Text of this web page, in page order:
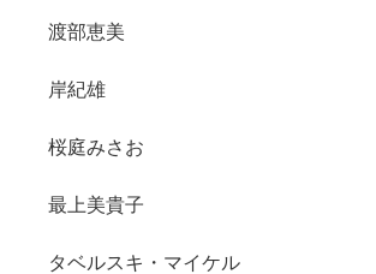
渡部恵美
岸紀雄
桜庭みさお
最上美貴子
タベルスキ・マイケル